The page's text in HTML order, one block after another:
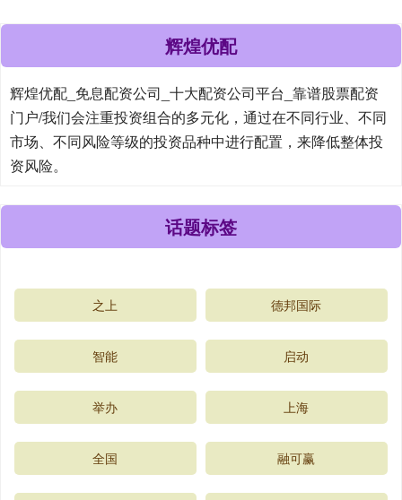
辉煌优配
辉煌优配_免息配资公司_十大配资公司平台_靠谱股票配资
门户/我们会注重投资组合的多元化，通过在不同行业、不同
市场、不同风险等级的投资品种中进行配置，来降低整体投
资风险。
话题标签
之上 德邦国际
智能 启动
举办 上海
全国 融可赢